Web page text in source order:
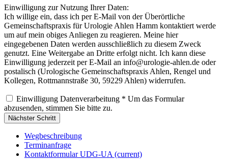
Einwilligung zur Nutzung Ihrer Daten:
Ich willige ein, dass ich per E-Mail von der Überörtliche
Gemeinschaftspraxis für Urologie Ahlen Hamm kontaktiert werde
um auf mein obiges Anliegen zu reagieren. Meine hier
eingegebenen Daten werden ausschließlich zu diesem Zweck
genutzt. Eine Weitergabe an Dritte erfolgt nicht. Ich kann diese
Einwilligung jederzeit per E-Mail an info@urologie-ahlen.de oder
postalisch (Urologische Gemeinschaftspraxis Ahlen, Rengel und
Kollegen, Rottmannstraße 30, 59229 Ahlen) widerrufen.
Einwilligung Datenverarbeitung * Um das Formular
abzusenden, stimmen Sie bitte zu.
Nächster Schritt
Wegbeschreibung
Terminanfrage
Kontaktformular UDG-UA (current)